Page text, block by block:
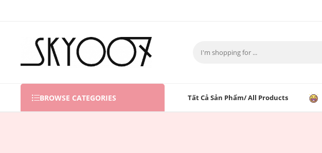
BROWSE CATEGORIES Tất Cả Sản Phẩm/ All Products